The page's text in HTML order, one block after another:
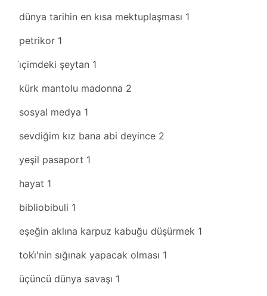
dünya tarihin en kısa mektuplaşması 1
petrikor 1
i̇çimdeki şeytan 1
kürk mantolu madonna 2
sosyal medya 1
sevdiğim kız bana abi deyince 2
yeşil pasaport 1
hayat 1
bibliobibuli 1
eşeğin aklına karpuz kabuğu düşürmek 1
toki̇'nin sığınak yapacak olması 1
üçüncü dünya savaşı 1